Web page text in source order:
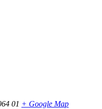
01 + Google Map